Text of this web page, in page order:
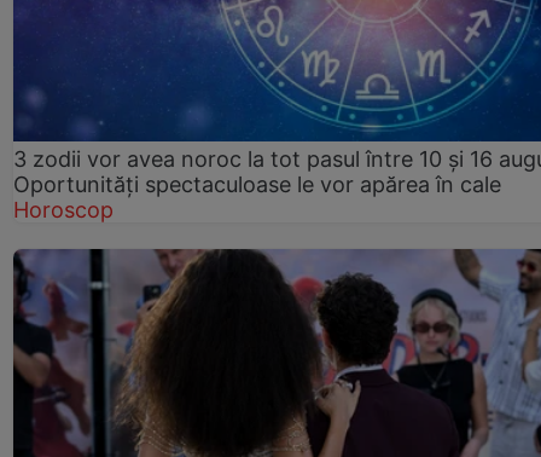
3 zodii vor avea noroc la tot pasul între 10 și 16
Oportunități spectaculoase le vor apărea în cale
Horoscop